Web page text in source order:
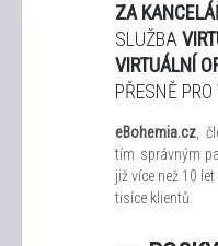
ZA
SLUŽBA
VIRTUÁLNÍ
PŘESNĚ
eBohemia.cz ,
tím správným
již více než 10
tisíce klientů.